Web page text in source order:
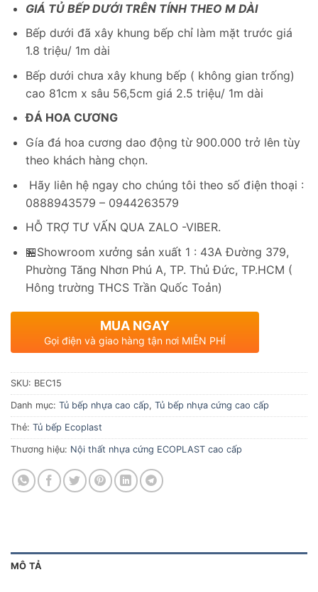
GIÁ TỦ BẾP DƯỚI TRÊN TÍNH THEO M DÀI
Bếp dưới đã xây khung bếp chỉ làm mặt trước giá
1.8 triệu/ 1m dài
Bếp dưới chưa xây khung bếp ( không gian trống)
cao 81cm x sâu 56,5cm giá 2.5 triệu/ 1m dài
ĐÁ HOA CƯƠNG
Gía đá hoa cương dao động từ 900.000 trở lên tùy
theo khách hàng chọn.
Hãy liên hệ ngay cho chúng tôi theo số điện thoại :
0888943579 – 0944263579
HỖ TRỢ TƯ VẤN QUA ZALO -VIBER.
🏪Showroom xưởng sản xuất 1 : 43A Đường 379,
Phường Tăng Nhơn Phú A, TP. Thủ Đức, TP.HCM (
Hông trường THCS Trần Quốc Toản)
MUA NGAY
Gọi điện và giao hàng tận nơi MIỄN PHÍ
SKU: BEC15
Danh mục: Tủ bếp nhựa cao cấp, Tủ bếp nhựa cứng cao cấp
Thẻ: Tủ bếp Ecoplast
Thương hiệu: Nội thất nhựa cứng ECOPLAST cao cấp
MÔ TẢ